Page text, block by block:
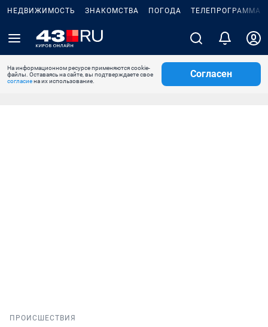
НЕДВИЖИМОСТЬ ЗНАКОМСТВА ПОГОДА ТЕЛЕПРОГРАММА
На информационном ресурсе применяются cookie-
файлы. Оставаясь на сайте, вы подтверждаете свое
согласиена их использование.
Согласен
ПРОИСШЕСТВИЯ